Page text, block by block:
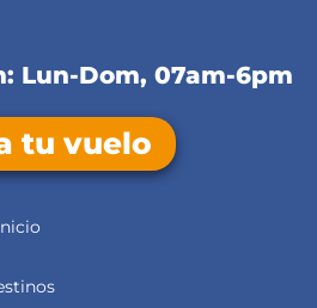
Lun-Dom, 07am-6pm
tu vuelo